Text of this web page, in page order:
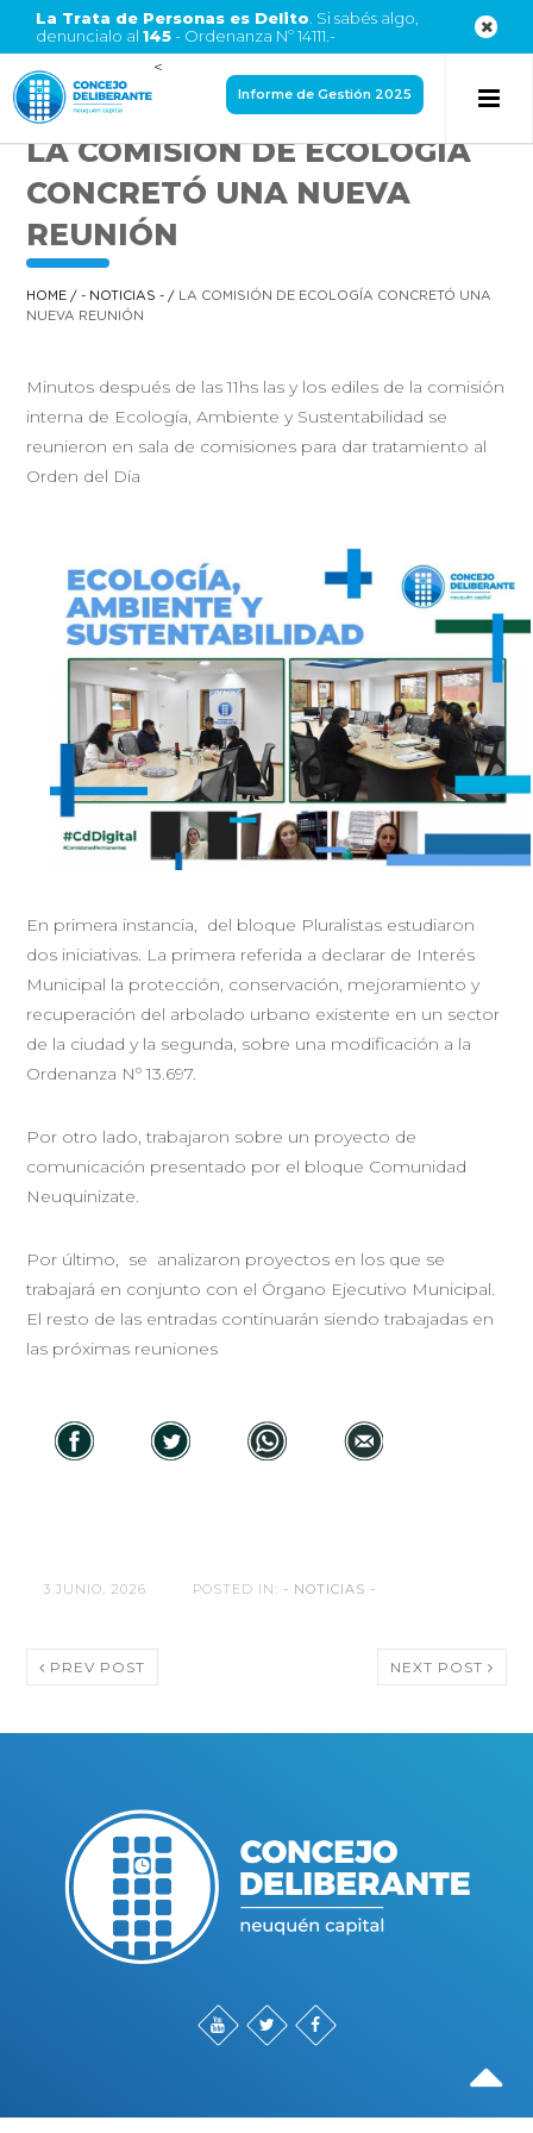
La Trata de Personas es Delito . Si sabés algo,
denuncialo al 145- Ordenanza Nº 14111.-
<
Informe de Gestión 2025
LA COMISIÓN DE ECOLOGÍA
CONCRETÓ UNA NUEVA
REUNIÓN
HOME /- NOTICIAS - /
LA COMISIÓN DE ECOLOGÍA CONCRETÓ UNA
NUEVA REUNIÓN
Minutos después de las 11hs las y los ediles de la comisión
interna de Ecología, Ambiente y Sustentabilidad se
reunieron en sala de comisiones para dar tratamiento al
Orden del Día
En primera instancia, del bloque Pluralistas estudiaron
dos iniciativas. La primera referida a declarar de Interés
Municipal la protección, conservación, mejoramiento y
recuperación del arbolado urbano existente en un sector
de la ciudad y la segunda, sobre una modificación a la
Ordenanza Nº 13.697.
Por otro lado, trabajaron sobre un proyecto de
comunicación presentado por el bloque Comunidad
Neuquinizate.
Por último, se analizaron proyectos en los que se
trabajará en conjunto con el Órgano Ejecutivo Municipal.
El resto de las entradas continuarán siendo trabajadas en
las próximas reuniones
3 JUNIO, 2026 POSTED IN: - NOTICIAS -
PREV POST NEXT POST